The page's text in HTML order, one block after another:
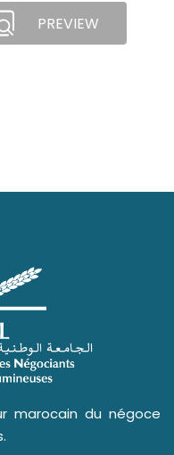
PREVIEW
marocain du négoce